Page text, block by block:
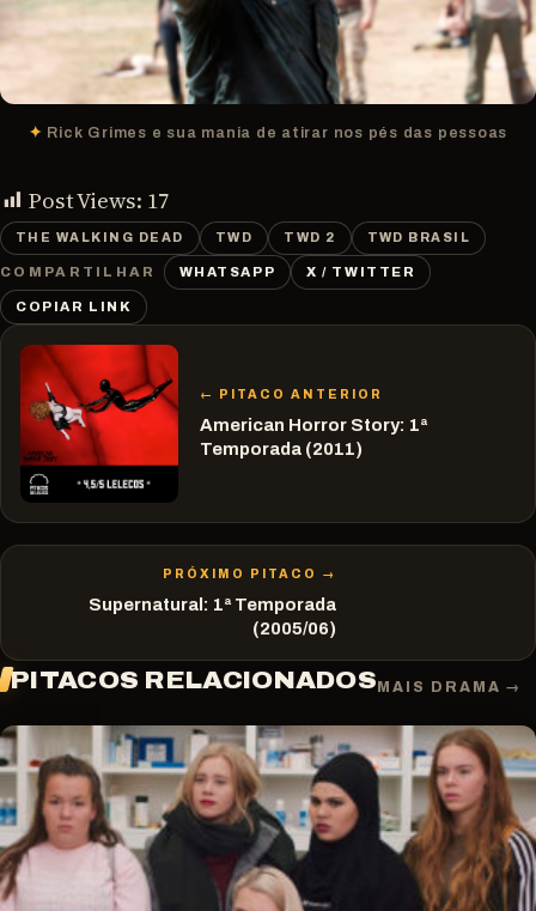
Rick Grimes e sua mania de atirar nos pés das pessoas
Post Views: 17
THE WALKING DEAD TWD TWD 2 TWD BRASIL
COMPARTILHAR WHATSAPP X / TWITTER
COPIAR LINK
← PITACO ANTERIOR
American Horror Story: 1ª
Temporada (2011)
PRÓXIMO PITACO →
Supernatural: 1ª Temporada
(2005/06)
PITACOS RELACIONADOS MAIS DRAMA →